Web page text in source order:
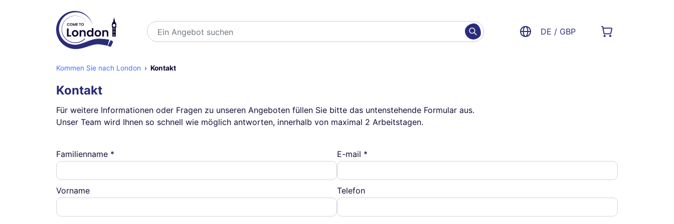
Suchen DE / GBP
Kommen Sie nach London Kontakt
Kontakt
Für weitere Informationen oder Fragen zu unseren Angeboten füllen Sie bitte das untenstehende Formular aus.
Unser Team wird Ihnen so schnell wie möglich antworten, innerhalb von maximal 2 Arbeitstagen.
Familienname *
Vorname
E-mail *
Telefon